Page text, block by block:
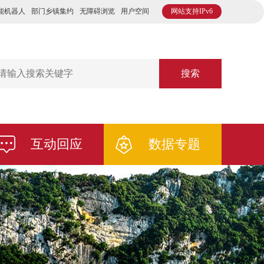
网站支持IPv6
机器人 部门乡镇集约 无障碍浏览 用户空间
搜索
互动回应 数据专题